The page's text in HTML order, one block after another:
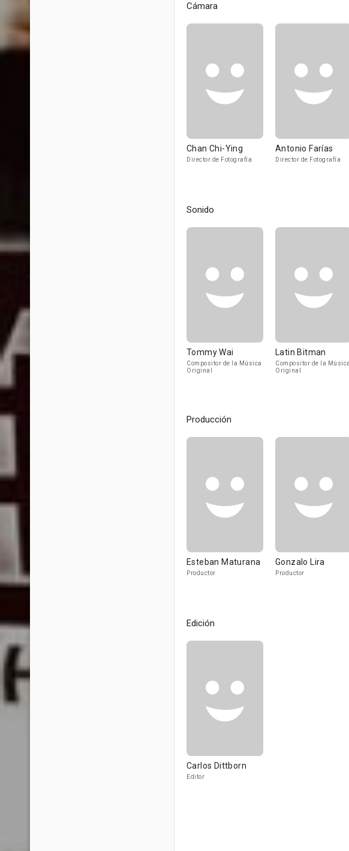
Cámara
Chan Chi-Ying
Director de Fotografía
Antonio Farías
Director de Fotografía
Sonido
Tommy Wai
Compositor de la Música
Original
Latin Bitman
Compositor de la Música
Original
Producción
Esteban Maturana
Productor
Gonzalo Lira
Productor
Edición
Carlos Dittborn
Editor